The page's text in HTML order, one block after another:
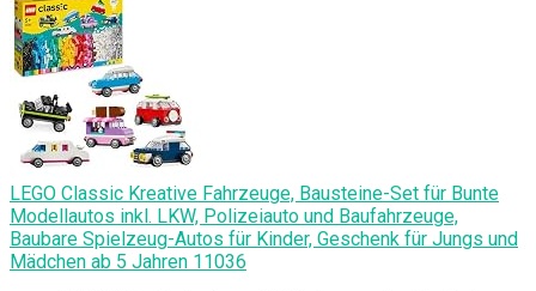
LEGO Classic Kreative Fahrzeuge, Bausteine-Set für Bunte
Modellautos inkl. LKW, Polizeiauto und Baufahrzeuge,
Baubare Spielzeug-Autos für Kinder, Geschenk für Jungs und
Mädchen ab 5 Jahren 11036